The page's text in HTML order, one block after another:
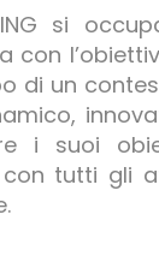
si
con
di un
i suoi
con tutti gli